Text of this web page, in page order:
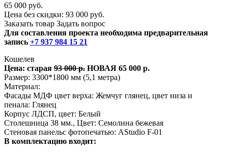
65 000 руб.
Цена без скидки: 93 000 руб.
Заказать товар Задать вопрос
Для составления проекта необходима предварительная
запись +7 937 984 15 21
Кошелев
Цена: старая 93 000 р. НОВАЯ 65 000 р.
Размер: 3300*1800 мм (5,1 метра)
Материал:
Фасады МДФ цвет верха: Жемчуг глянец, цвет низа и
пенала: Глянец
Корпус ЛДСП, цвет: Белый
Столешница 38 мм., Цвет: Семолина бежевая
Стеновая панельс фотопечатью: AStudio F-01
В комплектацию входит: